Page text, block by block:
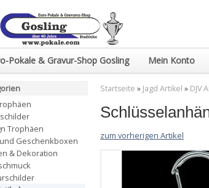
Pokale & Gravur-Shop Gosling Mein Konto
Startseite » Jagd Artikel » DJV
zum vorherigen Artikel
Trophäen
Geschenkboxen
& Dekoration